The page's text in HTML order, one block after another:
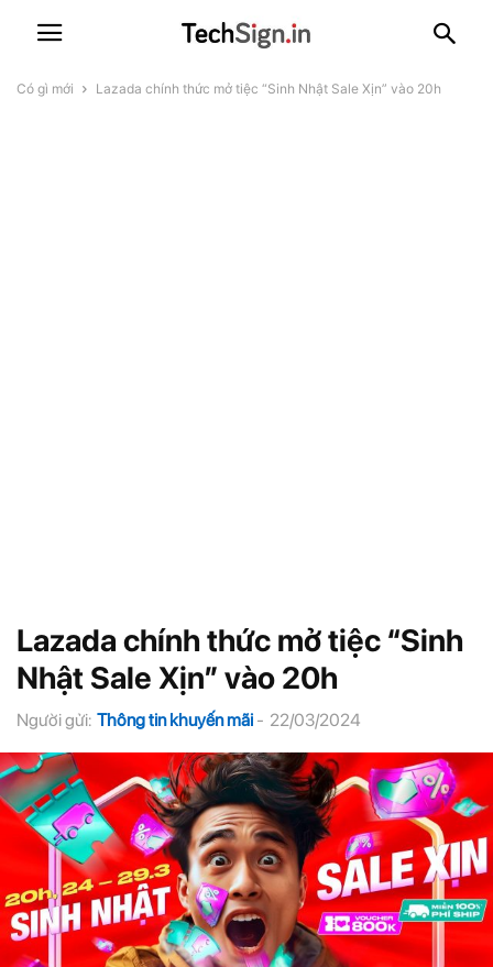
Có gì mới Lazada chính thức mở tiệc “Sinh Nhật Sale Xịn” vào 20h
Lazada chính thức mở tiệc “Sinh
Nhật Sale Xịn” vào 20h
Người gửi: Thông tin khuyến mãi - 22/03/2024